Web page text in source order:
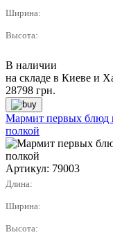
Ширина:
Высота:
В наличии
на складе в Киеве и
28798 грн.
Мармит первых блюд
полкой
Артикул: 79003
Длина:
Ширина:
Высота: